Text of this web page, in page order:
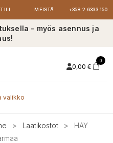
MEISTÄ +358 2 6333 150
- myös asennus ja
0,00 €
0
valikko
> Laatikostot >
HAY